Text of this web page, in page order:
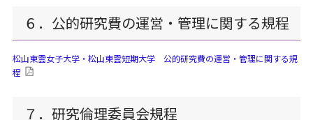
６．公的研究費の運営・管理に関する規程
松山東雲女子大学・松山東雲短期大学 公的研究費の運営・管理に関する規
程
７．研究倫理委員会規程